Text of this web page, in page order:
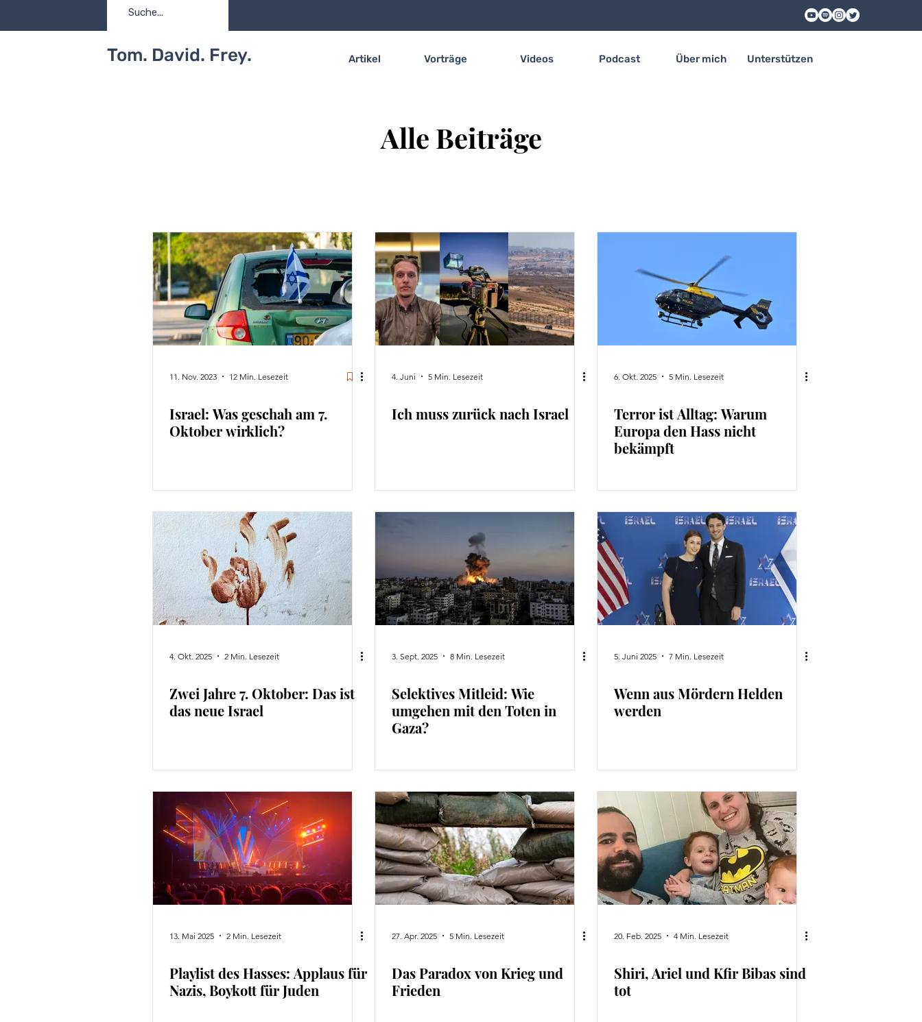
Tom. David. Frey. Artikel Vorträge Videos Podcast Über mich Unterstützen
Alle Beiträge
11. Nov. 2023 12 Min. Lesezeit
Israel: Was geschah am 7.
Oktober wirklich?
4. Juni 5 Min. Lesezeit
Ich muss zurück nach Israel
6. Okt. 2025 5 Min. Lesezeit
Terror ist Alltag: Warum
Europa den Hass nicht
bekämpft
4. Okt. 2025 2 Min. Lesezeit
Zwei Jahre 7. Oktober: Das ist
das neue Israel
3. Sept. 2025 8 Min. Lesezeit
Selektives Mitleid: Wie
umgehen mit den Toten in
Gaza?
5. Juni 2025 7 Min. Lesezeit
Wenn aus Mördern Helden
werden
13. Mai 2025 2 Min. Lesezeit
Playlist des Hasses: Applaus für
Nazis, Boykott für Juden
27. Apr. 2025 5 Min. Lesezeit
Das Paradox von Krieg und
Frieden
20. Feb. 2025 4 Min. Lesezeit
Shiri, Ariel und Kfir Bibas sind
tot